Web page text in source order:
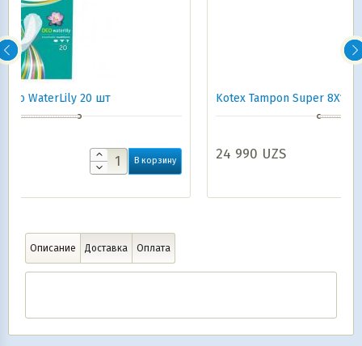
Kotex Tampon Super 8X16
24 990UZS
Описание Доставка Оплата